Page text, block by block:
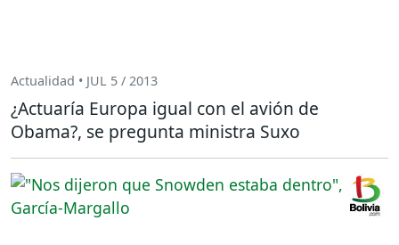
Actualidad • JUL 5 / 2013
¿Actuaría Europa igual con el avión de
Obama?, se pregunta ministra Suxo